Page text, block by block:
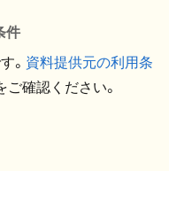
件
。 資料提供元の利用条
ご確認ください。